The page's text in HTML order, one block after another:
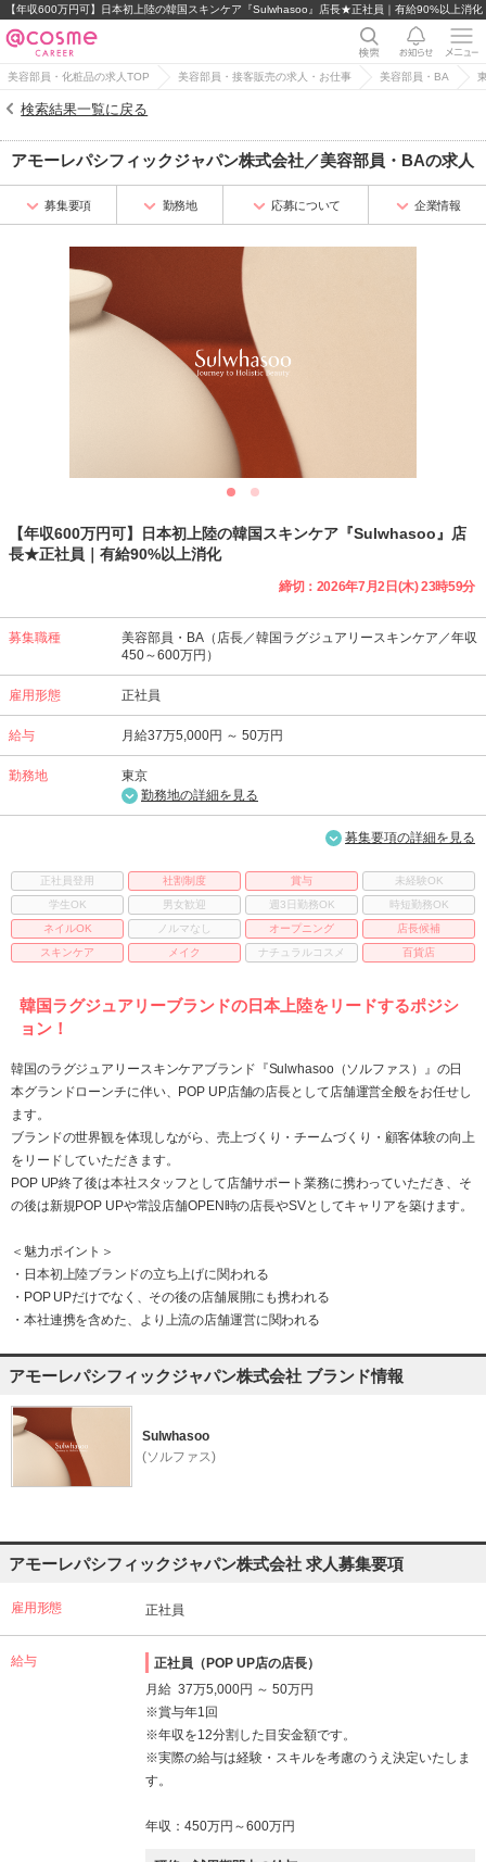
【年収600万円可】日本初上陸の韓国スキンケア『Sulwhasoo』店長★正社員｜有給90%以上消化
美容部員・化粧品の求人TOP 美容部員・接客販売の求人・お仕事 美容部員・BA
検索結果一覧に戻る
アモーレパシフィックジャパン株式会社／美容部員・BAの求人
募集要項 勤務地 応募について 企業情報
【年収600万円可】日本初上陸の韓国スキンケア『Sulwhasoo』店
長★正社員｜有給90%以上消化
締切：2026年7月2日(木) 23時59分
募集職種
美容部員・BA（店長／韓国ラグジュアリースキンケア／年収
450～600万円）
雇用形態 正社員
給与 月給37万5,000円 ～ 50万円
勤務地
東京
勤務地の詳細を見る
募集要項の詳細を見る
正社員登用 社割制度 賞与
未経験OK
学生OK
男女歓迎 週3日勤務OK
時短勤務OK
ネイルOK
ノルマなし オープニング
店長候補
スキンケア
メイク ナチュラルコスメ 百貨店
韓国ラグジュアリーブランドの日本上陸をリードするポジシ
ョン！
韓国のラグジュアリースキンケアブランド『Sulwhasoo（ソルファス）』の日
本グランドローンチに伴い、POP UP店舗の店長として店舗運営全般をお任せし
ます。
ブランドの世界観を体現しながら、売上づくり・チームづくり・顧客体験の向上
をリードしていただきます。
POP UP終了後は本社スタッフとして店舗サポート業務に携わっていただき、そ
の後は新規POP UPや常設店舗OPEN時の店長やSVとしてキャリアを築けます。
＜魅力ポイント＞
・日本初上陸ブランドの立ち上げに関われる
・POP UPだけでなく、その後の店舗展開にも携われる
・本社連携を含めた、より上流の店舗運営に関われる
アモーレパシフィックジャパン株式会社 ブランド情報
Sulwhasoo
(ソルファス)
アモーレパシフィックジャパン株式会社 求人募集要項
雇用形態 正社員
給与
正社員（POP UP店の店長）
月給 37万5,000円 ～ 50万円
※賞与年1回
※年収を12分割した目安金額です。
※実際の給与は経験・スキルを考慮のうえ決定いたしま
す。
年収：450万円～600万円